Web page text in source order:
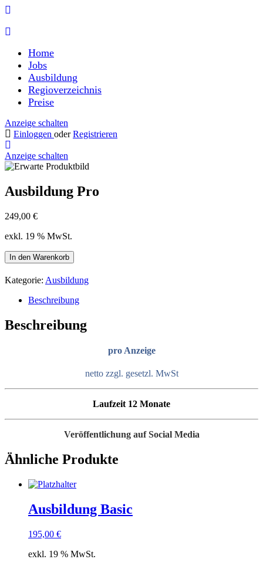
Home
Jobs
Ausbildung
Regioverzeichnis
Preise
Anzeige schalten
Einloggen oder Registrieren
Anzeige schalten
Ausbildung Pro
249,00 €
exkl. 19 % MwSt.
Ausbildung
Pro
Menge
In den Warenkorb
Kategorie: Ausbildung
Beschreibung
Beschreibung
pro Anzeige
netto zzgl. gesetzl. MwSt
Laufzeit 12 Monate
Veröffentlichung auf Social Media
Ähnliche Produkte
Ausbildung Basic
195,00 €
exkl. 19 % MwSt.